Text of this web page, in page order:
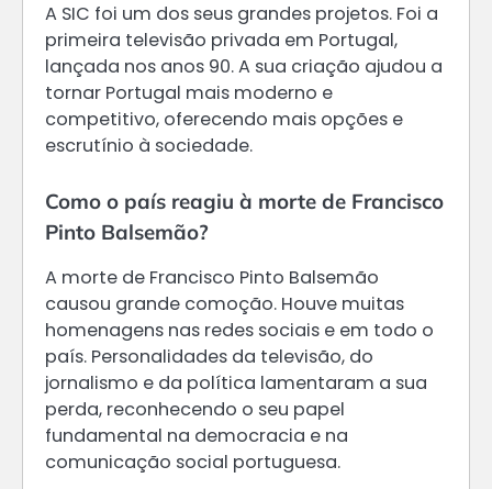
A SIC foi um dos seus grandes projetos. Foi a
primeira televisão privada em Portugal,
lançada nos anos 90. A sua criação ajudou a
tornar Portugal mais moderno e
competitivo, oferecendo mais opções e
escrutínio à sociedade.
Como o país reagiu à morte de Francisco
Pinto Balsemão?
A morte de Francisco Pinto Balsemão
causou grande comoção. Houve muitas
homenagens nas redes sociais e em todo o
país. Personalidades da televisão, do
jornalismo e da política lamentaram a sua
perda, reconhecendo o seu papel
fundamental na democracia e na
comunicação social portuguesa.